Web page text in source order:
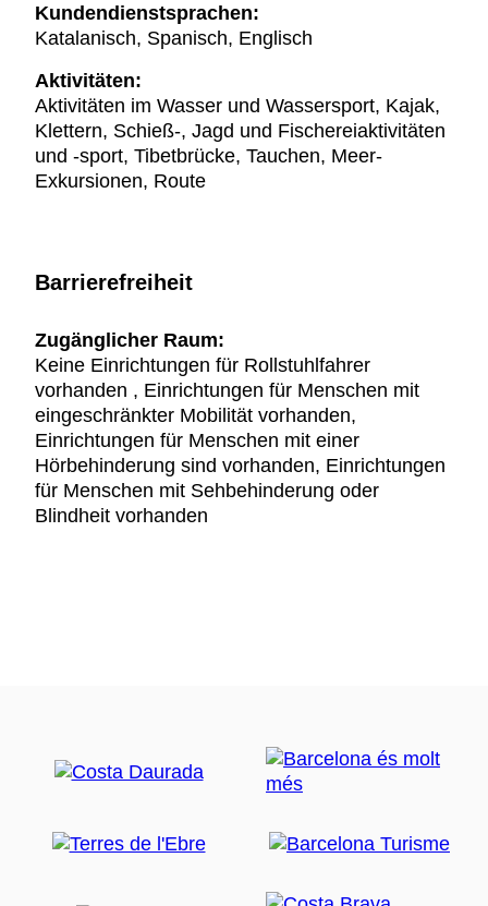
Kundendienstsprachen:
Katalanisch, Spanisch, Englisch
Aktivitäten:
Aktivitäten im Wasser und Wassersport, Kajak,
Klettern, Schieß-, Jagd und Fischereiaktivitäten
und -sport, Tibetbrücke, Tauchen, Meer-
Exkursionen, Route
Barrierefreiheit
Zugänglicher Raum:
Keine Einrichtungen für Rollstuhlfahrer
vorhanden , Einrichtungen für Menschen mit
eingeschränkter Mobilität vorhanden,
Einrichtungen für Menschen mit einer
Hörbehinderung sind vorhanden, Einrichtungen
für Menschen mit Sehbehinderung oder
Blindheit vorhanden